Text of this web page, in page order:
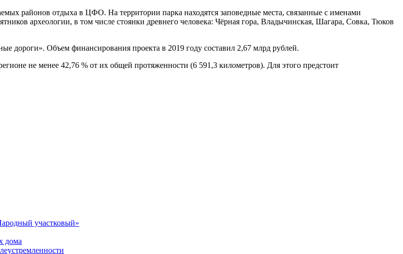
районов отдыха в ЦФО. На территории парка находятся заповедные места, связанные с именами
археологии, в том числе стоянки древнего человека: Чёрная гора, Владычинская, Шагара, Совка, Тюков
дороги». Объем финансирования проекта в 2019 году составил 2,67 млрд рублей.
не менее 42,76 % от их общей протяженности (6 591,3 километров). Для этого предстоит
участковый»
дома